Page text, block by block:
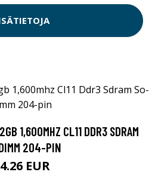
1,600MHZ CL11 DDR3 SDRAM
204-PIN
EUR